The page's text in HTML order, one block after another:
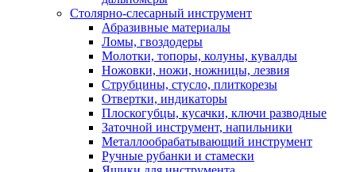
Столярно-слесарный инструмент
Абразивные материалы
Ломы, гвоздодеры
Молотки, топоры, колуны, кувалды
Ножовки, ножи, ножницы, лезвия
Струбцины, стусло, плиткорезы
Отвертки, индикаторы
Плоскогубцы, кусачки, ключи разводные
Заточной инструмент, напильники
Металлообрабатывающий инструмент
Ручные рубанки и стамески